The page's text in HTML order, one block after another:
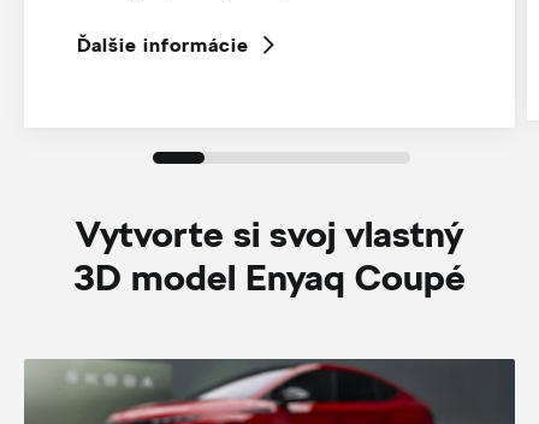
Ďalšie informácie
Vytvorte si svoj vlastný
3D model Enyaq Coupé